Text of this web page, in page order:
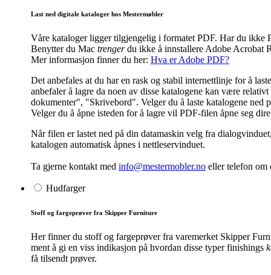
Last ned digitale kataloger hos Mestermøbler
Våre kataloger ligger tilgjengelig i formatet PDF. Har du ikke
Benytter du Mac trengerdu ikke å innstallere Adobe Acrobat
Mer informasjon finner du her: Hva er Adobe PDF?
Det anbefales at du har en rask og stabil internettlinje for å
anbefaler å lagre da noen av disse katalogene kan være
dokumenter", "Skrivebord". Velger du å laste katalogene ned
Velger du å åpne isteden for å lagre vil PDF-filen åpne seg
Når filen er lastet ned på din datamaskin velg fra
katalogen automatisk åpnes i nettleservinduet.
Ta gjerne kontakt med info@mestermobler.no eller telefon om
Hudfarger
Stoff og fargeprøver fra Skipper Furniture
Her finner du stoff og fargeprøver fra varemerket Skipper
ment å gi en viss indikasjon på hvordan disse typer finishings
få tilsendt prøver.